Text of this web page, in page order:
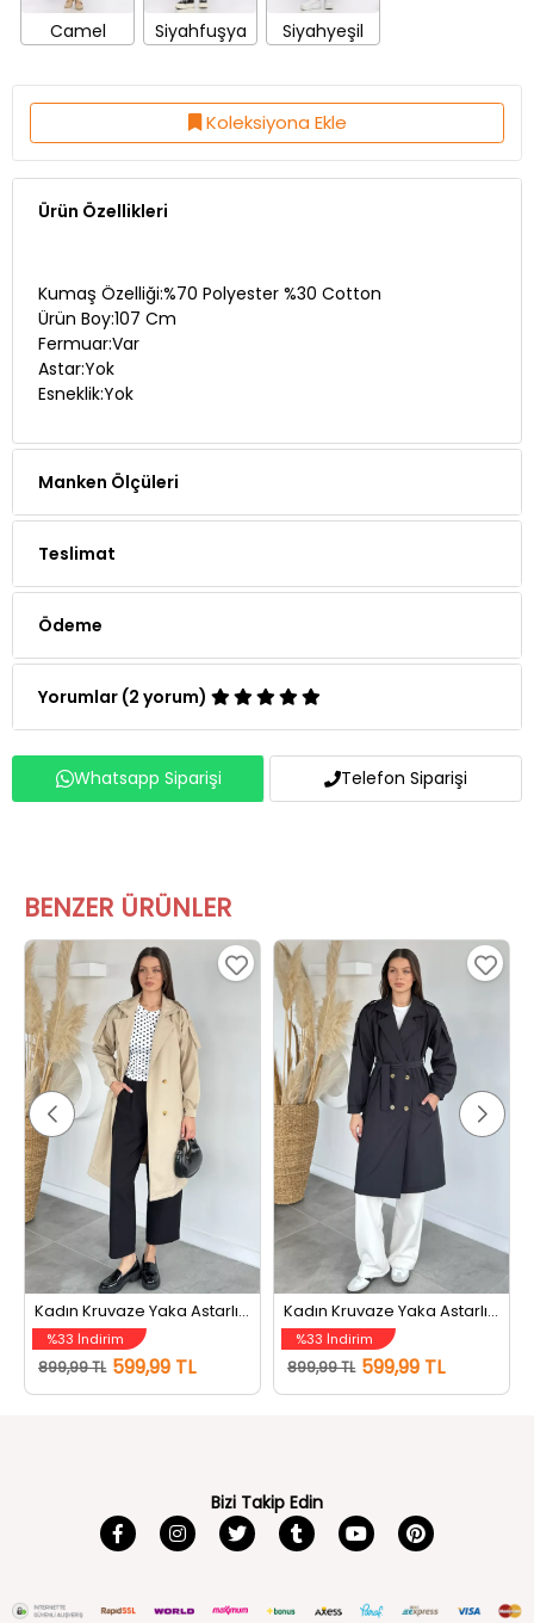
Camel Siyahfuşya Siyahyeşil
Koleksiyona Ekle
Ürün Özellikleri
Kumaş Özelliği:%70 Polyester %30 Cotton
Ürün Boy:107 Cm
Fermuar:Var
Astar:Yok
Esneklik:Yok
Manken Ölçüleri
Teslimat
Ödeme
Yorumlar (2 yorum)
Whatsapp Siparişi Telefon Siparişi
BENZER ÜRÜNLER
Kadın Kruvaze Yaka Astarlı Bel Kuşaklı Tarz Trençkot Bej
%33 İndirim
899,99 TL 599,99 TL
Kadın Kruvaze Yaka Astarlı Bel Kuşaklı Tarz Trençkot Siyah
%33 İndirim
899,99 TL 599,99 TL
Bizi Takip Edin